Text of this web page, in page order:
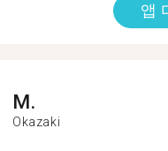
앱
M.
Okazaki